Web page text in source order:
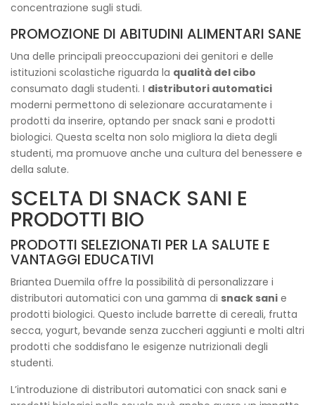
concentrazione sugli studi.
PROMOZIONE DI ABITUDINI ALIMENTARI SANE
Una delle principali preoccupazioni dei genitori e delle
istituzioni scolastiche riguarda la qualità del cibo
consumato dagli studenti. I distributori automatici
moderni permettono di selezionare accuratamente i
prodotti da inserire, optando per snack sani e prodotti
biologici. Questa scelta non solo migliora la dieta degli
studenti, ma promuove anche una cultura del benessere e
della salute.
SCELTA DI SNACK SANI E
PRODOTTI BIO
PRODOTTI SELEZIONATI PER LA SALUTE E
VANTAGGI EDUCATIVI
Briantea Duemila offre la possibilità di personalizzare i
distributori automatici con una gamma di snack sani e
prodotti biologici. Questo include barrette di cereali, frutta
secca, yogurt, bevande senza zuccheri aggiunti e molti altri
prodotti che soddisfano le esigenze nutrizionali degli
studenti.
L’introduzione di distributori automatici con snack sani e